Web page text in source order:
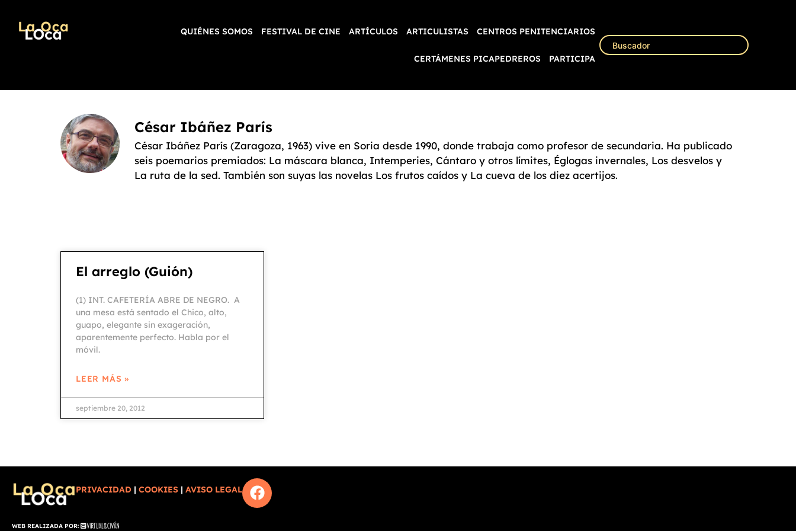
QUIÉNES SOMOS FESTIVAL DE CINE ARTÍCULOS ARTICULISTAS CENTROS PENITENCIARIOS
CERTÁMENES PICAPEDREROS PARTICIPA
César Ibáñez París
César Ibáñez París (Zaragoza, 1963) vive en Soria desde 1990, donde trabaja como profesor de secundaria. Ha publicado
seis poemarios premiados: La máscara blanca, Intemperies, Cántaro y otros límites, Églogas invernales, Los desvelos y
La ruta de la sed. También son suyas las novelas Los frutos caídos y La cueva de los diez acertijos.
El arreglo (Guión)
(1) INT. CAFETERÍA ABRE DE NEGRO. A
una mesa está sentado el Chico, alto,
guapo, elegante sin exageración,
aparentemente perfecto. Habla por el
móvil.
LEER MÁS »
septiembre 20, 2012
PRIVACIDAD |COOKIES |AVISO LEGAL
WEB REALIZADA POR: